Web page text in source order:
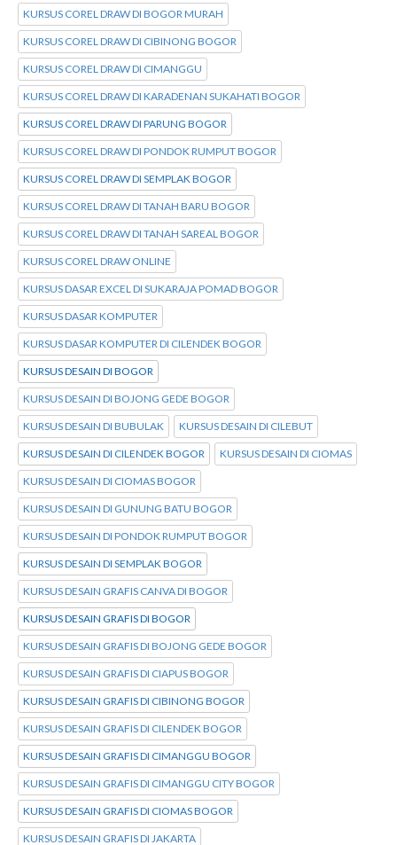
KURSUS COREL DRAW DI BOGOR MURAH
KURSUS COREL DRAW DI CIBINONG BOGOR
KURSUS COREL DRAW DI CIMANGGU
KURSUS COREL DRAW DI KARADENAN SUKAHATI BOGOR
KURSUS COREL DRAW DI PARUNG BOGOR
KURSUS COREL DRAW DI PONDOK RUMPUT BOGOR
KURSUS COREL DRAW DI SEMPLAK BOGOR
KURSUS COREL DRAW DI TANAH BARU BOGOR
KURSUS COREL DRAW DI TANAH SAREAL BOGOR
KURSUS COREL DRAW ONLINE
KURSUS DASAR EXCEL DI SUKARAJA POMAD BOGOR
KURSUS DASAR KOMPUTER
KURSUS DASAR KOMPUTER DI CILENDEK BOGOR
KURSUS DESAIN DI BOGOR
KURSUS DESAIN DI BOJONG GEDE BOGOR
KURSUS DESAIN DI BUBULAK KURSUS DESAIN DI CILEBUT
KURSUS DESAIN DI CILENDEK BOGOR KURSUS DESAIN DI CIOMAS
KURSUS DESAIN DI CIOMAS BOGOR
KURSUS DESAIN DI GUNUNG BATU BOGOR
KURSUS DESAIN DI PONDOK RUMPUT BOGOR
KURSUS DESAIN DI SEMPLAK BOGOR
KURSUS DESAIN GRAFIS CANVA DI BOGOR
KURSUS DESAIN GRAFIS DI BOGOR
KURSUS DESAIN GRAFIS DI BOJONG GEDE BOGOR
KURSUS DESAIN GRAFIS DI CIAPUS BOGOR
KURSUS DESAIN GRAFIS DI CIBINONG BOGOR
KURSUS DESAIN GRAFIS DI CILENDEK BOGOR
KURSUS DESAIN GRAFIS DI CIMANGGU BOGOR
KURSUS DESAIN GRAFIS DI CIMANGGU CITY BOGOR
KURSUS DESAIN GRAFIS DI CIOMAS BOGOR
KURSUS DESAIN GRAFIS DI JAKARTA